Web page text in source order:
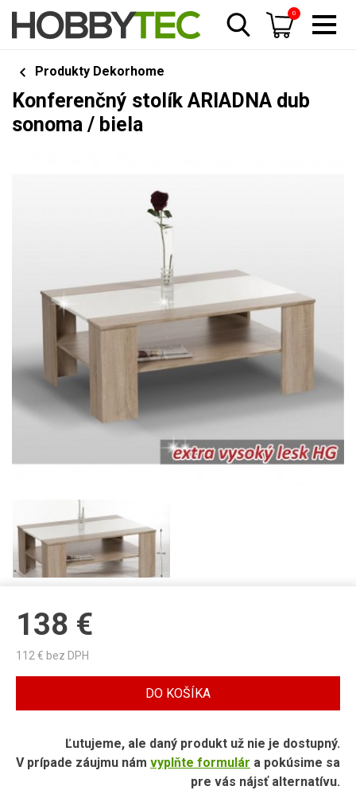
0
Produkty Dekorhome
Konferenčný stolík ARIADNA dub
sonoma / biela
138 €
112 € bez DPH
DO KOŠÍKA
Ľutujeme, ale daný produkt už nie je dostupný.
V prípade záujmu nám vyplňte formulár a pokúsime sa
pre vás nájsť alternatívu.